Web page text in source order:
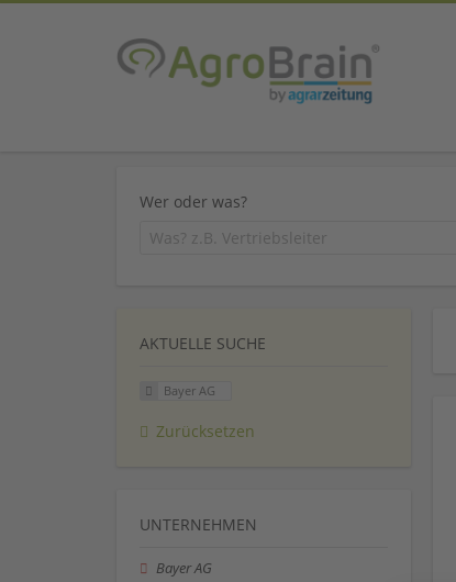
Wer oder was?
AKTUELLE SUCHE
Bayer AG
Zurücksetzen
UNTERNEHMEN
Bayer AG